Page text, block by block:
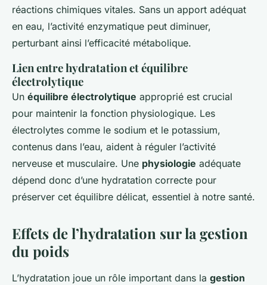
réactions chimiques vitales. Sans un apport adéquat
en eau, l’activité enzymatique peut diminuer,
perturbant ainsi l’efficacité métabolique.
Lien entre hydratation et équilibre
électrolytique
Un équilibre électrolytique approprié est crucial
pour maintenir la fonction physiologique. Les
électrolytes comme le sodium et le potassium,
contenus dans l’eau, aident à réguler l’activité
nerveuse et musculaire. Une physiologie adéquate
dépend donc d’une hydratation correcte pour
préserver cet équilibre délicat, essentiel à notre santé.
Effets de l’hydratation sur la gestion
du poids
L’hydratation joue un rôle important dans la gestion